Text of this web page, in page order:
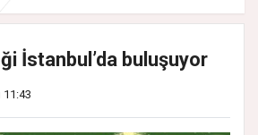
İstanbul’da buluşuyor
11:43